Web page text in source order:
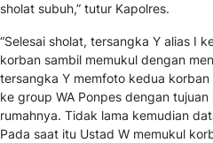
sholat subuh,” tutur Kapolres.
“Selesai sholat, tersangka Y alias I
korban sambil memukul dengan
tersangka Y memfoto kedua
ke group WA Ponpes dengan
rumahnya. Tidak lama kemudian
Pada saat itu Ustad W memukul